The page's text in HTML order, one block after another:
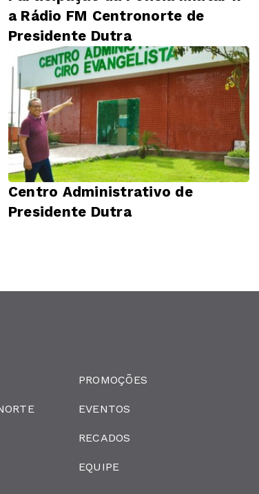
a Rádio FM Centronorte de
Presidente Dutra
Centro Administrativo de
Presidente Dutra
PROMOÇÕES
EVENTOS
RECADOS
EQUIPE